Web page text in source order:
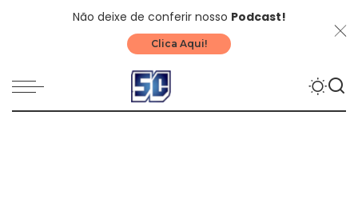
Não deixe de conferir nosso Podcast!
Clica Aqui!